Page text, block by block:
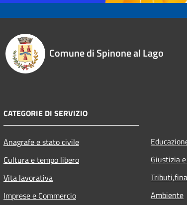
Comune di Spinone al Lago
CATEGORIE DI SERVIZIO
Anagrafe e stato civile
Cultura e tempo libero
Vita lavorativa
Imprese e Commercio
Giustizia
Ambiente